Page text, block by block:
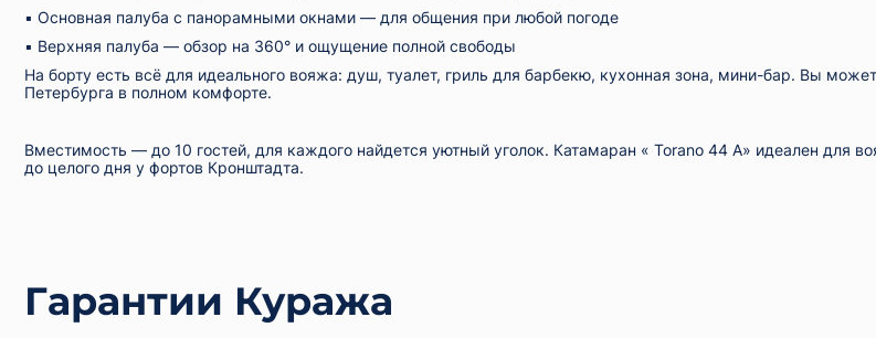
▪️ Основная палуба с панорамными окнами — для общения при любой погоде
▪️ Верхняя палуба — обзор на 360° и ощущение полной свободы
На борту есть всё для идеального вояжа: душ, туалет, гриль для барбекю, кухонная зона, мини-бар. Вы
Петербурга в полном комфорте.
Вместимость — до 10 гостей, для каждого найдется уютный уголок. Катамаран « Torano 44 A» идеален для
до целого дня у фортов Кронштадта.
Гарантии Куража